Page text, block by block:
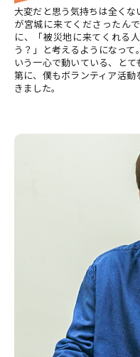
大変だと思う気持ちは全く
が宮城に来てくださったん
に、「被災地に来てくれる
う？」と考えるようになっ
いう一心で動いている、と
第に、僕もボランティア活
きました。